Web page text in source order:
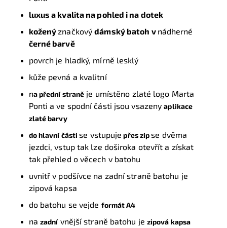
luxus a kvalita na pohled i na dotek
koženýznačkovýdámský batoh v nádherné
černé barvě
povrch je hladký, mírně lesklý
kůže pevná a kvalitní
na přední straně je umístěno zlaté logo Marta
Ponti a ve spodní části jsou vsazeny aplikace
zlaté barvy
do hlavní částise vstupuje přes zipse dvěma
jezdci, vstup tak lze doširoka otevřít a získat
tak přehled o věcech v batohu
uvnitř v podšívce na zadní straně batohu je
zipová kapsa
do batohu se vejde formát A4
na zadní vnější straně batohu je zipová kapsa